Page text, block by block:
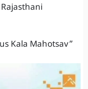
Rajasthani
Kala Mahotsav”